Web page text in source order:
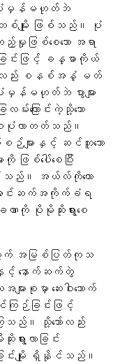
ပုံမှန်မဟုတ်ဘဲ
တစ်မျိုး ဖြစ်သည်။ ပုံ
ဖြစ်စေသော အရာ
ခြင်းဖြင့် ခန္ဓာကိုယ်
ော်လည်း စနစ်အနှံ့ မတ်
န်မဟုတ်ဘဲ ပွားများ
မ်းကြောင်းကဲ့သို့သော
ပုံလာတတ်သည်။
ဉ်များနှင့် ဆင်တူသော
ဖြစ်ပေါ်စေပြီး
သည်။ အယ်လ်ကိုဟော
၊ အင်းဆက်အကိုက်ခံရ
ခဏာကို ပိုမိုဆိုးရွားစေ
တွက် အမြစ်ပြတ်ကုသ
းနှင့် နောက်ဆက်တွဲ
စုမှာ ဆေးဝါးသောက်
င်ကြဉ်ခြင်းဖြင့်
သည်။ သို့သော်လည်း
ရွားလာခြင်း
င်းမျိုး ရှိနိုင်သည်။